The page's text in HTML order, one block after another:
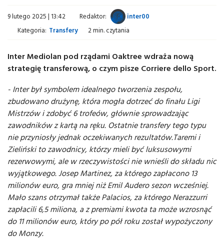
9 lutego 2025 | 13:42 Redaktor:
inter00
Kategoria: Transfery 2 min. czytania
Inter Mediolan pod rządami Oaktree wdraża nową
strategię transferową, o czym pisze Corriere dello Sport.
- Inter był symbolem idealnego tworzenia zespołu,
zbudowano drużynę, która mogła dotrzeć do finału Ligi
Mistrzów i zdobyć 6 trofeów, głównie sprowadzając
zawodników z kartą na ręku. Ostatnie transfery tego typu
nie przyniosły jednak oczekiwanych rezultatów.Taremi i
Zieliński to zawodnicy, którzy mieli być luksusowymi
rezerwowymi, ale w rzeczywistości nie wnieśli do składu nic
wyjątkowego. Josep Martinez, za którego zapłacono 13
milionów euro, gra mniej niż Emil Audero sezon wcześniej.
Mało szans otrzymał także Palacios, za którego Nerazzurri
zapłacili 6,5 miliona, a z premiami kwota ta może wzrosnąć
do 11 milionów euro, który po pół roku został wypożyczony
do Monzy.